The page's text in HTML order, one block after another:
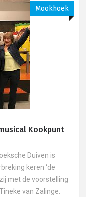
Mookhoek
Kookpunt
Duiven is
keren ‘de
met de voorstelling
van Zalinge.